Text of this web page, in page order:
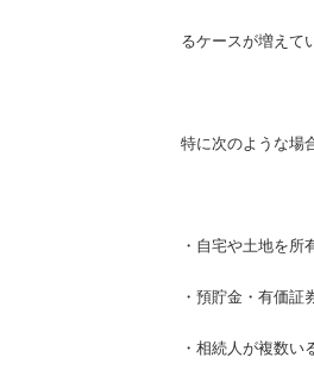
るケースが増えて
特に次のような場
・自宅や土地を所
・預貯金・有価証
・相続人が複数い